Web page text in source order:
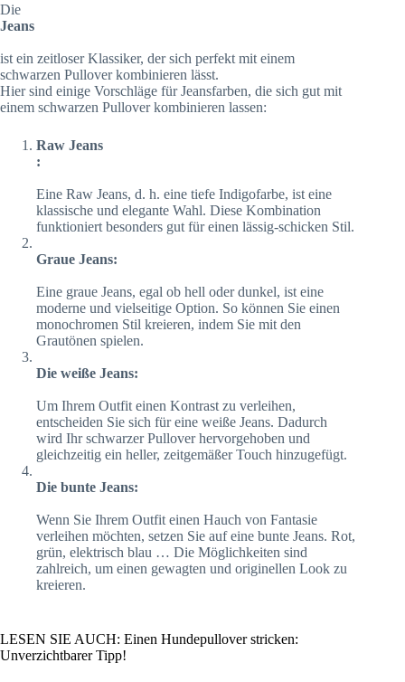
Die
Jeans
ist ein zeitloser Klassiker, der sich perfekt mit einem
schwarzen Pullover kombinieren lässt.
Hier sind einige Vorschläge für Jeansfarben, die sich gut mit
einem schwarzen Pullover kombinieren lassen:
Raw Jeans
:
Eine Raw Jeans, d. h. eine tiefe Indigofarbe, ist eine
klassische und elegante Wahl. Diese Kombination
funktioniert besonders gut für einen lässig-schicken Stil.
Graue Jeans:
Eine graue Jeans, egal ob hell oder dunkel, ist eine
moderne und vielseitige Option. So können Sie einen
monochromen Stil kreieren, indem Sie mit den
Grautönen spielen.
Die weiße Jeans:
Um Ihrem Outfit einen Kontrast zu verleihen,
entscheiden Sie sich für eine weiße Jeans. Dadurch
wird Ihr schwarzer Pullover hervorgehoben und
gleichzeitig ein heller, zeitgemäßer Touch hinzugefügt.
Die bunte Jeans:
Wenn Sie Ihrem Outfit einen Hauch von Fantasie
verleihen möchten, setzen Sie auf eine bunte Jeans. Rot,
grün, elektrisch blau … Die Möglichkeiten sind
zahlreich, um einen gewagten und originellen Look zu
kreieren.
LESEN SIE AUCH: Einen Hundepullover stricken:
Unverzichtbarer Tipp!